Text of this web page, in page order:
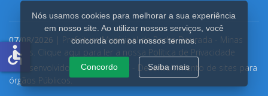
07/08/2026 | Prefeitura Municipal de Pedra Dourada - Minas
Gerais. Clique aqui para ler a nossa Política de Privacidade
Nós usamos cookies para melhorar a sua experiência
em nosso site. Ao utilizar nossos serviços, você
concorda com os nossos termos.
Concordo Saiba mais
accessible